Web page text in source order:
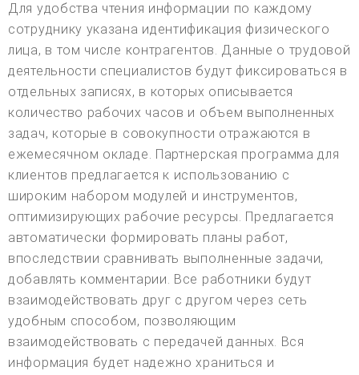
Для удобства чтения информации по каждому
сотруднику указана идентификация физического
лица, в том числе контрагентов. Данные о трудовой
деятельности специалистов будут фиксироваться в
отдельных записях, в которых описывается
количество рабочих часов и объем выполненных
задач, которые в совокупности отражаются в
ежемесячном окладе. Партнерская программа для
клиентов предлагается к использованию с
широким набором модулей и инструментов,
оптимизирующих рабочие ресурсы. Предлагается
автоматически формировать планы работ,
впоследствии сравнивать выполненные задачи,
добавлять комментарии. Все работники будут
взаимодействовать друг с другом через сеть
удобным способом, позволяющим
взаимодействовать с передачей данных. Вся
информация будет надежно храниться и